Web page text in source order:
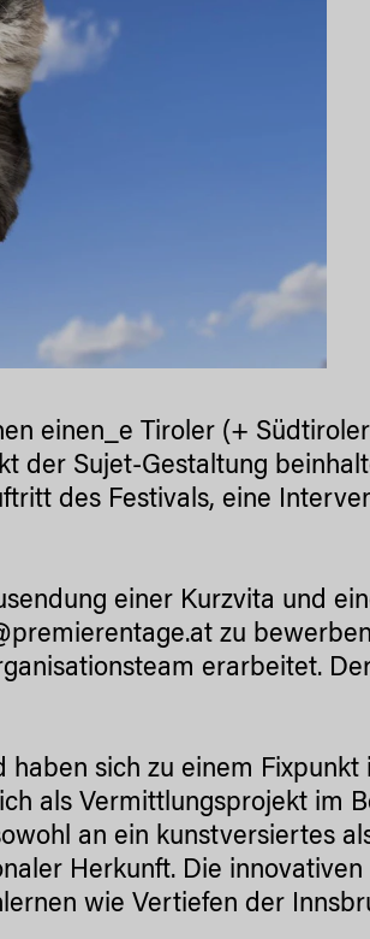
einen_e Tiroler (+
der Sujet-Gestaltung
des Festivals, eine
einer Kurzvita und
zu
erarbeitet.
haben sich zu einem
als Vermittlungsprojekt im
an ein kunstversiertes
Herkunft. Die innovativen
wie Vertiefen der